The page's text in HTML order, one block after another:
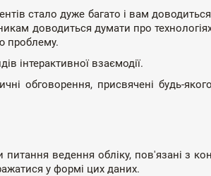
стало дуже багато і вам
доводиться думати про
проблему.
інтерактивної взаємодії.
обговорення, присвячені будь-
ведення обліку, пов'язані з
у формі цих даних.